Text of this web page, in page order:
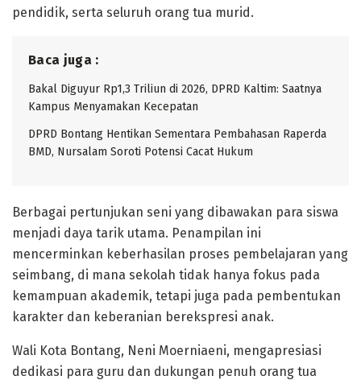
pendidik, serta seluruh orang tua murid.
Baca juga :
Bakal Diguyur Rp1,3 Triliun di 2026, DPRD Kaltim: Saatnya
Kampus Menyamakan Kecepatan
DPRD Bontang Hentikan Sementara Pembahasan Raperda
BMD, Nursalam Soroti Potensi Cacat Hukum
Berbagai pertunjukan seni yang dibawakan para siswa
menjadi daya tarik utama. Penampilan ini
mencerminkan keberhasilan proses pembelajaran yang
seimbang, di mana sekolah tidak hanya fokus pada
kemampuan akademik, tetapi juga pada pembentukan
karakter dan keberanian berekspresi anak.
Wali Kota Bontang, Neni Moerniaeni, mengapresiasi
dedikasi para guru dan dukungan penuh orang tua